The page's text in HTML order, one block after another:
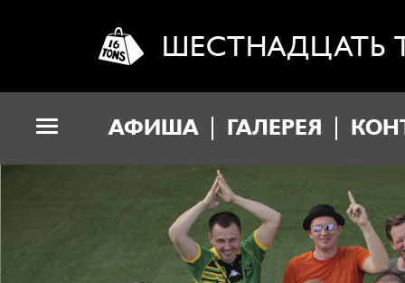
ШЕСТНАДЦАТЬ
АФИША ГАЛЕРЕЯ